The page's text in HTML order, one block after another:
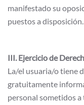
manifestado su
puestos a disposición.
III. Ejercicio de
La/el usuaria/o tiene
gratuitamente
personal sometidos